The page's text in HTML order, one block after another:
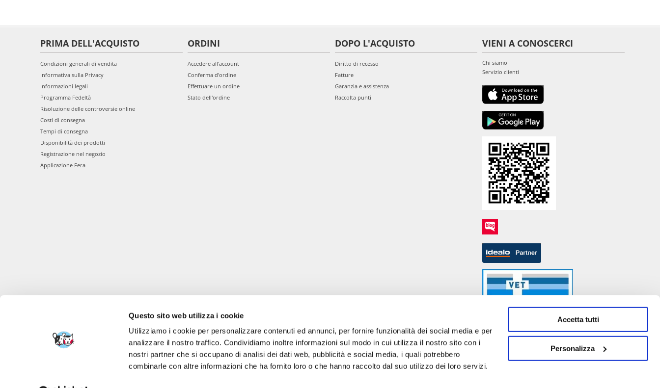
Questo sito web utilizza i cookie
Utilizziamo i cookie per personalizzare contenuti ed annunci, per fornire funzionalità dei social media e per
analizzare il nostro traffico. Condividiamo inoltre informazioni sul modo in cui utilizza il nostro sito con i
nostri partner che si occupano di analisi dei dati web, pubblicità e social media, i quali potrebbero
combinarle con altre informazioni che ha fornito loro o che hanno raccolto dal suo utilizzo dei loro servizi.
Accetta tutti
Personalizza
PRIMA DELL'ACQUISTO
Condizioni generali di vendita
Informativa sulla Privacy
Informazioni legali
Programma Fedeltà
Risoluzione delle controversie online
Costi di consegna
Tempi di consegna
Disponibilità dei prodotti
Registrazione nel negozio
Applicazione Fera
ORDINI
Accedere all'account
Conferma d'ordine
Effettuare un ordine
Stato dell'ordine
DOPO L'ACQUISTO
Diritto di recesso
Fatture
Garanzia e assistenza
Raccolta punti
VIENI A CONOSCERCI
Chi siamo
Servizio clienti
FERA 24 UG Sede legale: Blankenfelder Dorfstraße 94 15827 Blankenfelde-Mahlow (Germania) - P.IVA DE317667035
*